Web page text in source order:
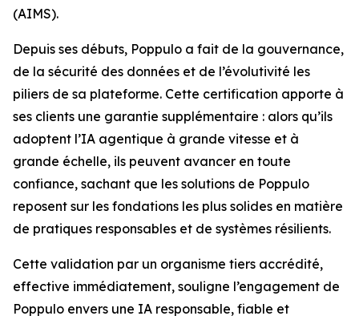
(AIMS).
Depuis ses débuts, Poppulo a fait de la gouvernance,
de la sécurité des données et de l’évolutivité les
piliers de sa plateforme. Cette certification apporte à
ses clients une garantie supplémentaire : alors qu’ils
adoptent l’IA agentique à grande vitesse et à
grande échelle, ils peuvent avancer en toute
confiance, sachant que les solutions de Poppulo
reposent sur les fondations les plus solides en matière
de pratiques responsables et de systèmes résilients.
Cette validation par un organisme tiers accrédité,
effective immédiatement, souligne l’engagement de
Poppulo envers une IA responsable, fiable et